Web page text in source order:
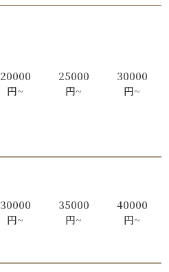
20000
円~
25000
円~
30000
円~
30000
円~
35000
円~
40000
円~